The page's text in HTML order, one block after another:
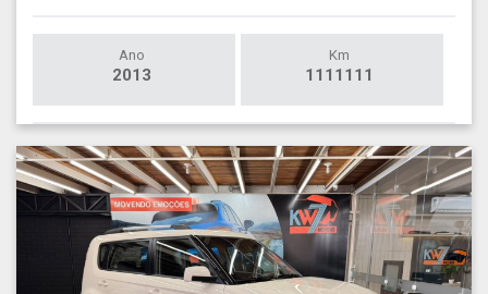
Ano
2013
Km
1111111